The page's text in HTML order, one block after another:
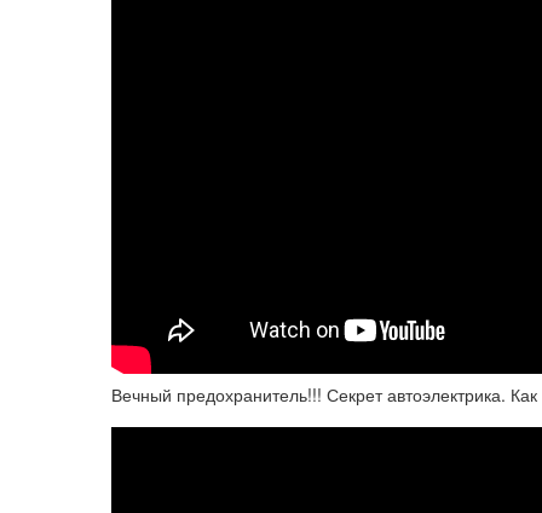
Вечный предохранитель!!! Секрет автоэлектрика.